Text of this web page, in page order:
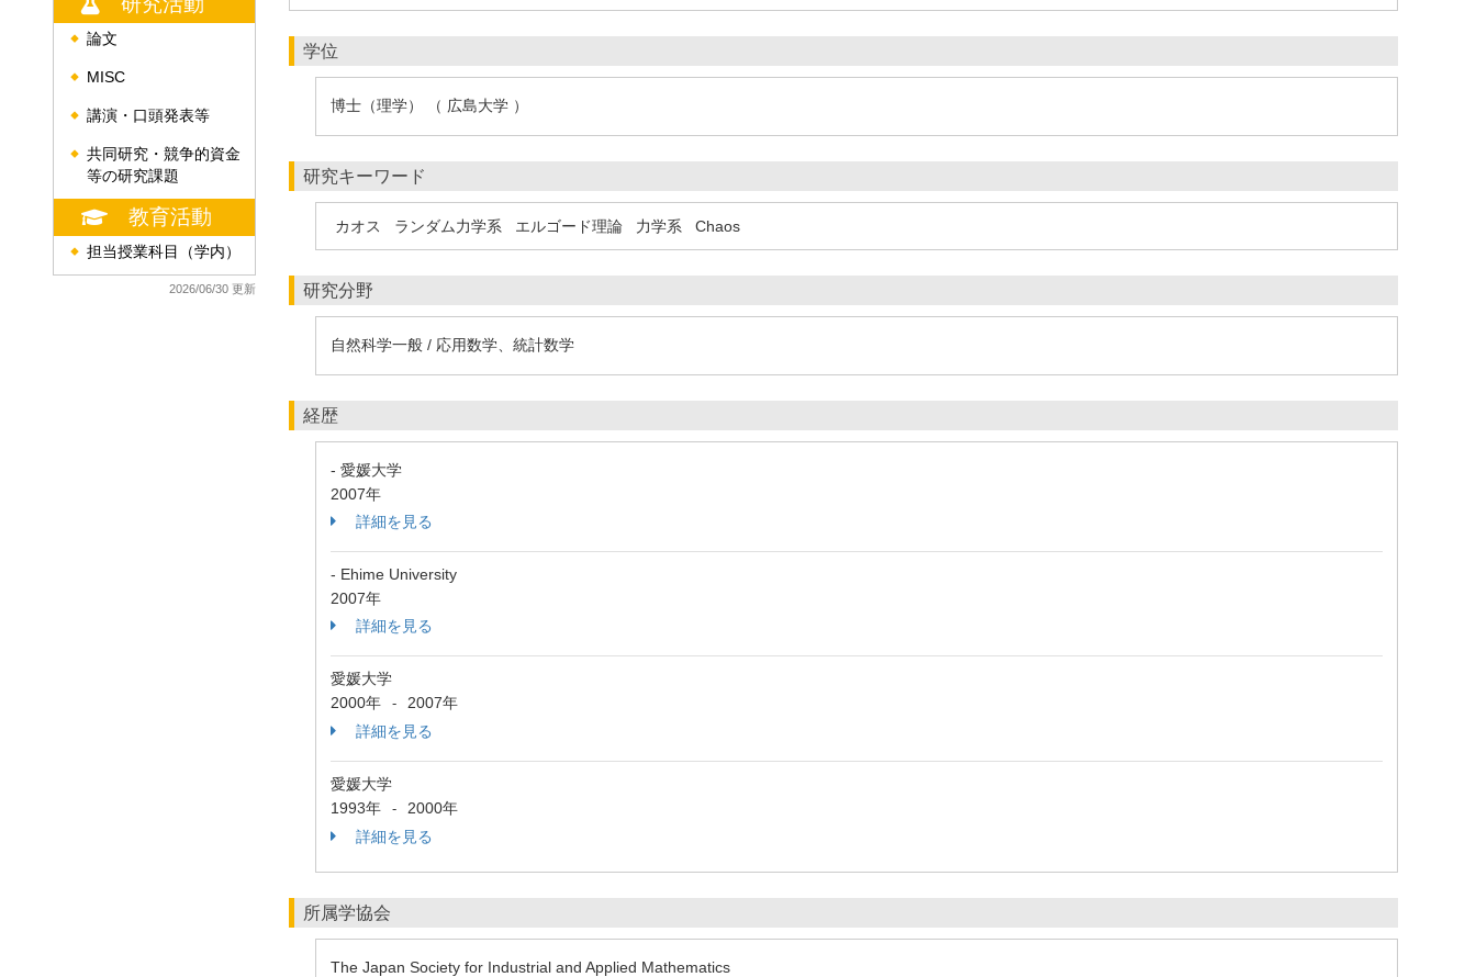
◆ 論文
◆ MISC
◆ 講演・口頭発表等
◆
共同研究・競争的資金
等の研究課題
教育活動
◆ 担当授業科目（学内）
2026/06/30 更新
学位
博士（理学） （ 広島大学 ）
研究キーワード
カオス ランダム力学系 エルゴード理論 力学系 Chaos
研究分野
自然科学一般 / 応用数学、統計数学
経歴
- 愛媛大学
2007年
詳細を見る
- Ehime University
2007年
詳細を見る
愛媛大学
2000年
-
2007年
詳細を見る
愛媛大学
1993年
-
2000年
詳細を見る
所属学協会
The Japan Society for Industrial and Applied Mathematics